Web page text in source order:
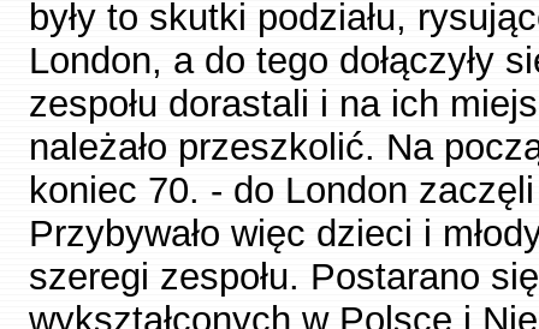
były to skutki podziału,
London, a do tego dołączyły
zespołu dorastali i na ich
należało przeszkolić. Na
koniec 70. - do London
Przybywało więc dzieci i
szeregi zespołu. Postarano
wykształconych w Polsce i